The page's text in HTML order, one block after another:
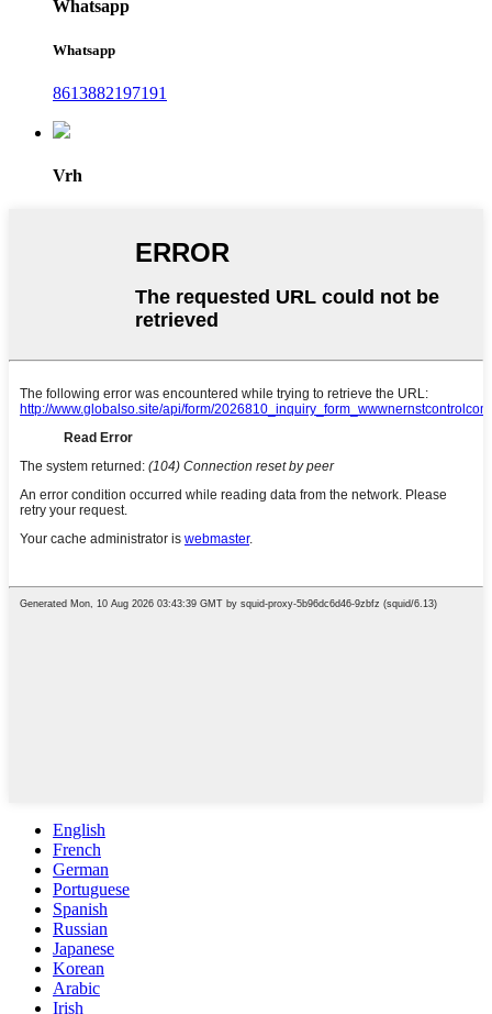
Whatsapp
Whatsapp
8613882197191
Vrh
English
French
German
Portuguese
Spanish
Russian
Japanese
Korean
Arabic
Irish